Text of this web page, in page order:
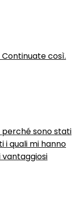
così.
sono stati
i quali mi hanno